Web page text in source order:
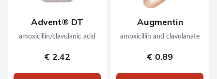
Advent® DT
amoxicillin/clavulanic acid
€ 2.42
Augmentin
amoxicillin and clavulanate
€ 0.89